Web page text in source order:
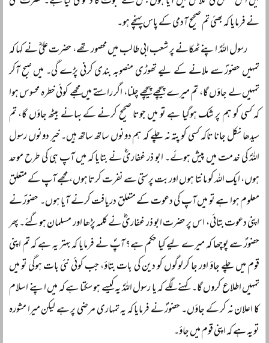
نے فرمایا کہ بھئی تم صحیح آدمی کے پاس پہنچے ہو۔
رسول اللہؐ اپنے ٹھکانے پر شعب ابی طالب میں محصور تھے، حضرت علیؓ نے کہا کہ
تمہیں حضورؐ سے ملانے کے لیے تھوڑی منصوبہ بندی کرنی پڑے گی۔ میں صبح آکر
تمہیں لے جاؤں گا، تم میرے پیچھے پیچھے چلنا، اگر راستے میں مجھے کوئی خطرہ محسوس ہوا
کہ کسی کو ہم پر شک ہوگیا ہے تو میں جوتا صحیح کرنے کے بہانے بیٹھ جاؤں گا، تم
سیدھا نکل جانا تاکہ کسی کو پتہ نہ چلے کہ ہم دونوں ساتھ ساتھ ہیں۔ خیر دونوں رسول
اللہؐ کی خدمت میں پیش ہوئے۔ ابو ذر غفاریؓ نے بتایا کہ میں آپ ہی کی طرح موحد
ہوں، ایک اللہ کو مانتا ہوں اور بت پرستی سے نفرت کرتا ہوں، مجھے آپ کے متعلق
معلوم ہوا ہے تو میں آپ کی دعوت کے متعلق دریافت کرنے آیا ہوں۔ حضورؐ نے
اپنی دعوت بتائی، اس پر حضرت ابو ذر غفاریؓ نے کلمہ پڑھا اور مسلمان ہوگئے۔ پھر
حضورؐ سے پوچھا کہ میرے لیے کیا حکم ہے؟ آپؐ نے فرمایا کہ بہتر یہ ہے کہ تم اپنی
قوم میں چلے جاؤ اور جا کرلوگوں کو دین کی بات بتاؤ، جب کوئی نئی بات ہوگی تو میں
تمہیں اطلاع کروں گا۔ کہنے لگے کہ یا رسول اللہؐ یہ کیسے ہو سکتا ہے کہ میں اپنے اسلام
کا اعلان نہ کر کے جاؤں۔ حضورؐ نے فرمایا کہ یہ تمہاری مرضی پر ہے لیکن میرا مشورہ
تو یہ ہے کہ اپنی قوم میں جاؤ۔